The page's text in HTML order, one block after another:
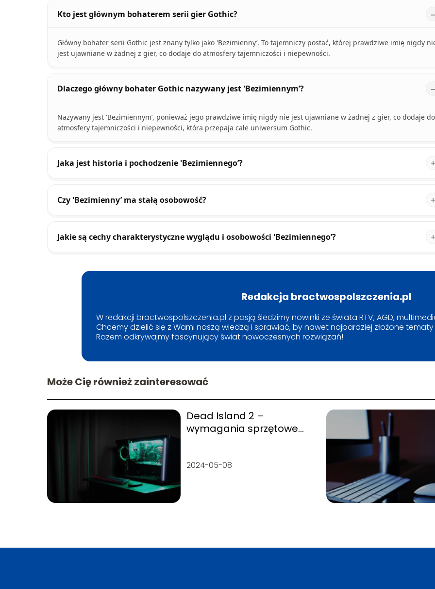
Kto jest głównym bohaterem serii gier Gothic?
Główny bohater serii Gothic jest znany tylko jako 'Bezimienny’. To tajemniczy postać, której prawdziwe imię nigdy
jest ujawniane w żadnej z gier, co dodaje do atmosfery tajemniczości i niepewności.
Dlaczego główny bohater Gothic nazywany jest 'Bezimiennym’?
Nazywany jest 'Bezimiennym’, ponieważ jego prawdziwe imię nigdy nie jest ujawniane w żadnej z gier, co dodaje do
atmosfery tajemniczości i niepewności, która przepaja całe uniwersum Gothic.
Jaka jest historia i pochodzenie 'Bezimiennego’?
Czy 'Bezimienny’ ma stałą osobowość?
Jakie są cechy charakterystyczne wyglądu i osobowości 'Bezimiennego’?
Redakcja bractwospolszczenia.pl
W redakcji bractwospolszczenia.pl z pasją śledzimy nowinki ze świata RTV, AGD,
Chcemy dzielić się z Wami naszą wiedzą i sprawiać, by nawet najbardziej złożone
Razem odkrywajmy fascynujący świat nowoczesnych rozwiązań!
Może Cię również zainteresować
Dead Island 2 –
wymagania sprzętowe
2024-05-08